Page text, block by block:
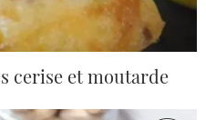
cerise et moutarde